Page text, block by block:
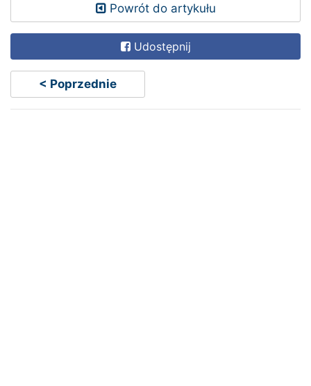
Powrót do artykułu
Udostępnij
< Poprzednie